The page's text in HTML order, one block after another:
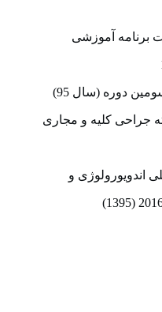
برنامه آموزشی
عضو هیات ممتحنه شصت و سومین دوره (سال 95)
جراحی کلیه و مجاری
اندویورولوژی و